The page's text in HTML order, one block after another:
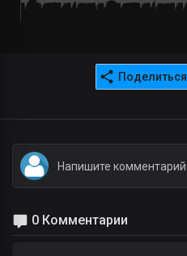
Поделиться
0 Комментарии